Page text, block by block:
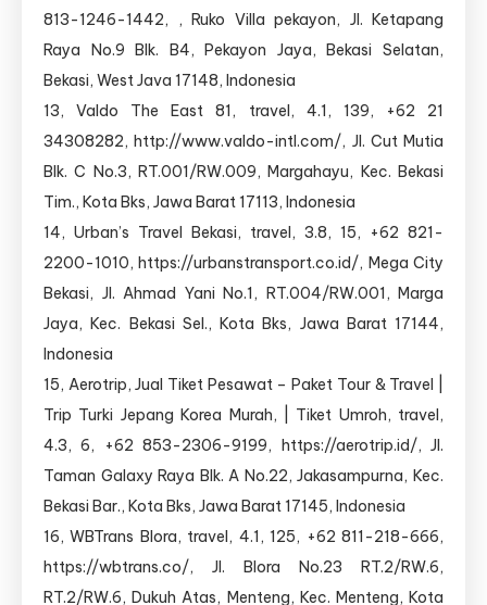
813-1246-1442, , Ruko Villa pekayon, Jl. Ketapang
Raya No.9 Blk. B4, Pekayon Jaya, Bekasi Selatan,
Bekasi, West Java 17148, Indonesia
13, Valdo The East 81, travel, 4.1, 139, +62 21
34308282, http://www.valdo-intl.com/, Jl. Cut Mutia
Blk. C No.3, RT.001/RW.009, Margahayu, Kec. Bekasi
Tim., Kota Bks, Jawa Barat 17113, Indonesia
14, Urban’s Travel Bekasi, travel, 3.8, 15, +62 821-
2200-1010, https://urbanstransport.co.id/, Mega City
Bekasi, Jl. Ahmad Yani No.1, RT.004/RW.001, Marga
Jaya, Kec. Bekasi Sel., Kota Bks, Jawa Barat 17144,
Indonesia
15, Aerotrip, Jual Tiket Pesawat – Paket Tour & Travel |
Trip Turki Jepang Korea Murah, | Tiket Umroh, travel,
4.3, 6, +62 853-2306-9199, https://aerotrip.id/, Jl.
Taman Galaxy Raya Blk. A No.22, Jakasampurna, Kec.
Bekasi Bar., Kota Bks, Jawa Barat 17145, Indonesia
16, WBTrans Blora, travel, 4.1, 125, +62 811-218-666,
https://wbtrans.co/, Jl. Blora No.23 RT.2/RW.6,
RT.2/RW.6, Dukuh Atas, Menteng, Kec. Menteng, Kota